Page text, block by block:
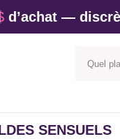
d’achat —
SENSUELS